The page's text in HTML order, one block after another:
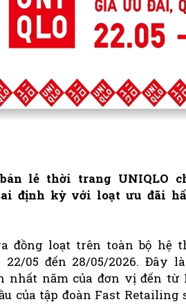
lẻ thời trang UNIQLO
định kỳ với loạt ưu đãi
đồng loạt trên toàn bộ hệ
05 đến 28/05/2026. Đây
nhất năm của đơn vị đến từ
của tập đoàn Fast